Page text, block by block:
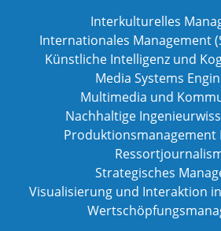
Interkulturelles
Internationales Management
Künstliche Intelligenz und
Media Systems
Multimedia und
Nachhaltige
Produktionsmanagement
Strategisches
Visualisierung und Interaktion